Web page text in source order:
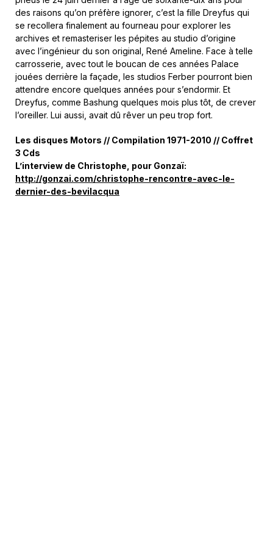
des raisons qu’on préfère ignorer, c’est la fille Dreyfus qui
se recollera finalement au fourneau pour explorer les
archives et remasteriser les pépites au studio d’origine
avec l’ingénieur du son original, René Ameline. Face à telle
carrosserie, avec tout le boucan de ces années Palace
jouées derrière la façade, les studios Ferber pourront bien
attendre encore quelques années pour s’endormir. Et
Dreyfus, comme Bashung quelques mois plus tôt, de crever
l’oreiller. Lui aussi, avait dû rêver un peu trop fort.
Les disques Motors // Compilation 1971-2010 // Coffret
3 Cds
L’interview de Christophe, pour Gonzaï:
http://gonzai.com/christophe-rencontre-avec-le-
dernier-des-bevilacqua